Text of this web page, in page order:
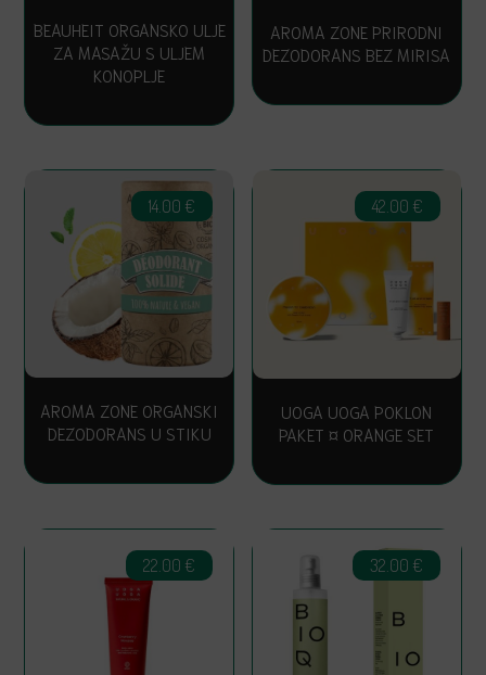
BEAUHEIT ORGANSKO ULJE
ZA MASAŽU S ULJEM
KONOPLJE
AROMA ZONE PRIRODNI
DEZODORANS BEZ MIRISA
AROMA ZONE ORGANSKI
DEZODORANS U STIKU
14.00 €
UOGA UOGA POKLON
PAKET ¤ ORANGE SET
42.00 €
22.00 € 32.00 €